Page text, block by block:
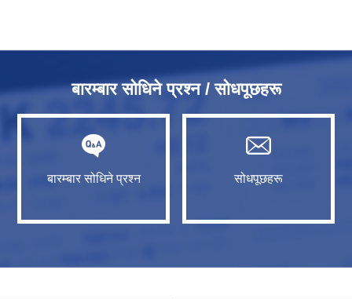
बारम्बार सोधिने प्रश्न / सोधपूछहरू
बारम्बार सोधिने प्रश्न सोधपूछहरू